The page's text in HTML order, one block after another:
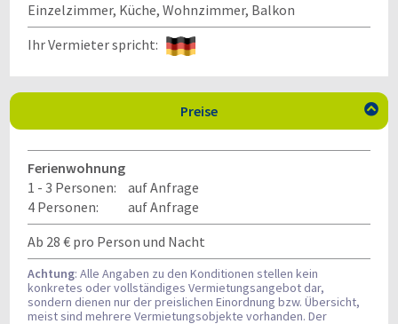
Einzelzimmer, Küche, Wohnzimmer, Balkon
Ihr Vermieter spricht:
Preise 
Ferienwohnung
1 - 3 Personen:
auf Anfrage
4 Personen:
auf Anfrage
Ab 28 € pro Person und Nacht
Achtung: Alle Angaben zu den Konditionen stellen kein
konkretes oder vollständiges Vermietungsangebot dar,
sondern dienen nur der preislichen Einordnung bzw. Übersicht,
meist sind mehrere Vermietungsobjekte vorhanden. Der